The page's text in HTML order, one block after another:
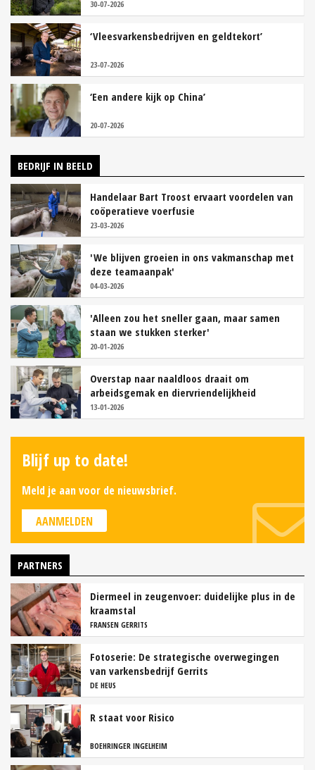
30-07-2026
‘Vleesvarkensbedrijven en geldtekort’
23-07-2026
‘Een andere kijk op China’
20-07-2026
BEDRIJF IN BEELD
Handelaar Bart Troost ervaart voordelen van
coöperatieve voerfusie
23-03-2026
'We blijven groeien in ons vakmanschap met
deze teamaanpak'
04-03-2026
'Alleen zou het sneller gaan, maar samen
staan we stukken sterker'
20-01-2026
Overstap naar naaldloos draait om
arbeidsgemak en diervriendelijkheid
13-01-2026
Blijf up to date!
Meld je aan voor de nieuwsbrief.
AANMELDEN
PARTNERS
Diermeel in zeugenvoer: duidelijke plus in de
kraamstal
FRANSEN GERRITS
Fotoserie: De strategische overwegingen
van varkensbedrijf Gerrits
DE HEUS
R staat voor Risico
BOEHRINGER INGELHEIM